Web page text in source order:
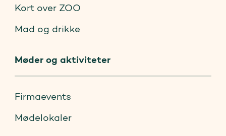
Kort over ZOO
Mad og drikke
Møder og aktiviteter
Firmaevents
Mødelokaler